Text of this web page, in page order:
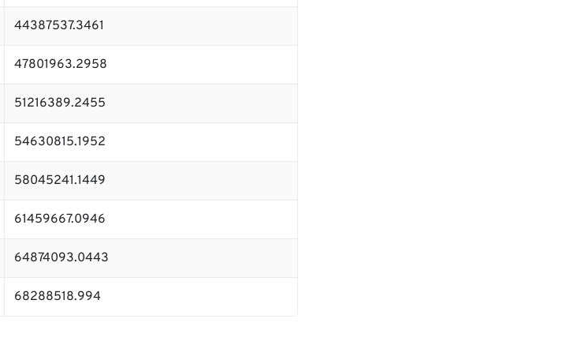
44387537.3461
47801963.2958
51216389.2455
54630815.1952
58045241.1449
61459667.0946
64874093.0443
68288518.994